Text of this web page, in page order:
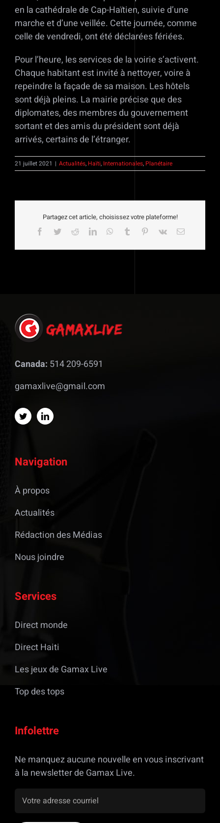
en la cathédrale de Cap-Haïtien, suivie d’une
marche et d’une veillée. Cette journée, comme
celle de vendredi, ont été déclarées fériées.
Pour l’heure, les services de la voirie s’activent.
Chaque habitant est invité à nettoyer, voire à
repeindre la façade de sa maison. Les hôtels
sont déjà pleins. La mairie précise que des
diplomates, des membres du gouvernement
sortant et des amis du président sont déjà
arrivés, certains de l’étranger.
21 juillet 2021 | Actualités, Haïti, Internationales, Planétaire
Partagez cet article, choisissez votre plateforme!
Facebook
TwitterRedditLinkedInWhatsApp
Tumblr Pinterest
Vk Email
Canada: 514 209-6591
gamaxlive@gmail.com
Navigation
À propos
Actualités
Rédaction des Médias
Nous joindre
Services
Direct monde
Direct Haiti
Les jeux de Gamax Live
Top des tops
Infolettre
Ne manquez aucune nouvelle en vous inscrivant
à la newsletter de Gamax Live.